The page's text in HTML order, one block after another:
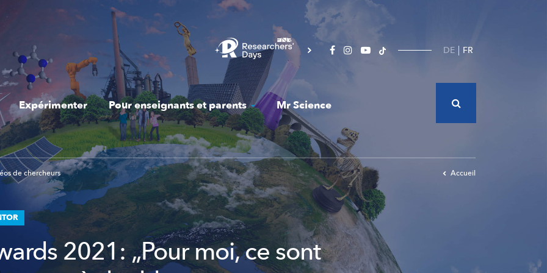
DE FR
Expérimenter Pour enseignants et parents Mr Science
de chercheurs Accueil
2021: „Pour moi, ce sont